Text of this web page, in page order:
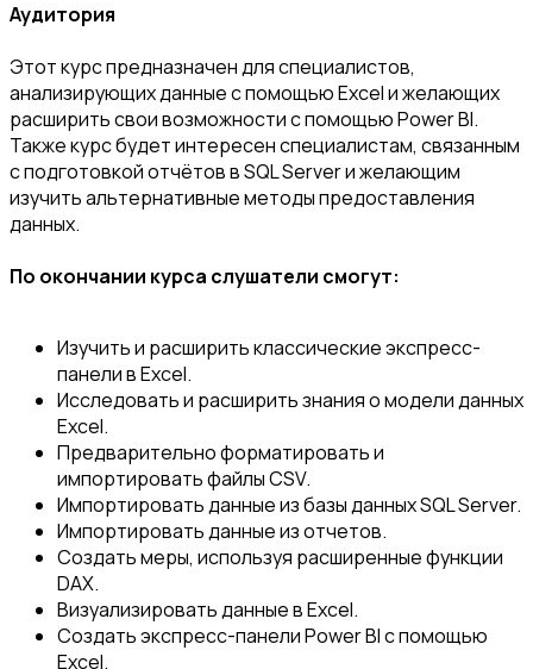
Аудитория
Этот курс предназначен для специалистов,
анализирующих данные с помощью Excel и желающих
расширить свои возможности с помощью Power BI.
Также курс будет интересен специалистам, связанным
с подготовкой отчётов в SQL Server и желающим
изучить альтернативные методы предоставления
данных.
По окончании курса слушатели смогут:
Изучить и расширить классические экспресс-
панели в Excel.
Исследовать и расширить знания о модели данных
Excel.
Предварительно форматировать и
импортировать файлы CSV.
Импортировать данные из базы данных SQL Server.
Импортировать данные из отчетов.
Создать меры, используя расширенные функции
DAX.
Визуализировать данные в Excel.
Создать экспресс-панели Power BI с помощью
Excel.